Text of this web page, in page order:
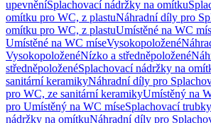
upevněníSplachovací nádržky na omítku
omítku pro WC, z plastuNáhradní díly pro
omítku pro WC, z plastuUmístěné na WC
Umístěné na WC míseVysokopoložené
VysokopoloženéNízko a středněpoložené
středněpoloženéSplachovací nádržky na
sanitární keramikyNáhradní díly pro
pro WC, ze sanitární keramikyUmístěný na
pro Umístěný na WC míseSplachovací
nádržky na omítkuNáhradní díly pro